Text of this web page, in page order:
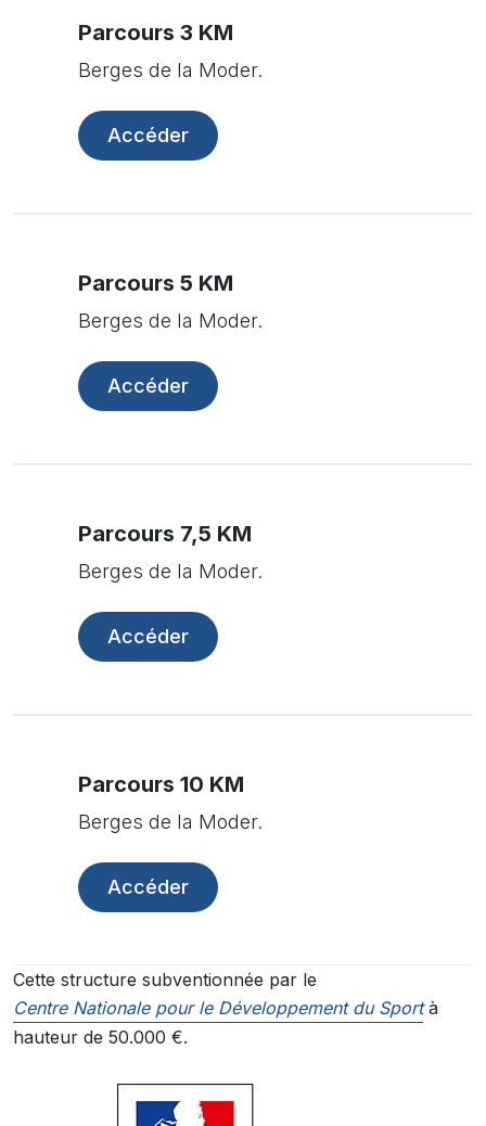
Parcours 3 KM
Berges de la Moder.
Accéder
Parcours 5 KM
Berges de la Moder.
Accéder
Parcours 7,5 KM
Berges de la Moder.
Accéder
Parcours 10 KM
Berges de la Moder.
Accéder
Cette structure subventionnée par le
Centre Nationale pour le Développement du Sportà
hauteur de 50.000 €.